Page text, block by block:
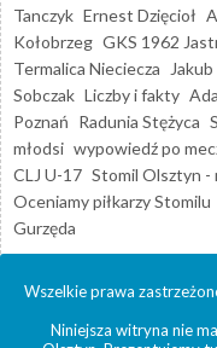
Tanczyk Ernest Dzięcioł
Kołobrzeg GKS 1962
Termalica Nieciecza
Sobczak Liczby i fakty
Poznań Radunia Stężyca
młodsi wypowiedź po
CLJ U-17 Stomil Olsztyn -
Oceniamy piłkarzy Stomilu
Gurzęda
Wszelkie prawa
Niniejsza witryna nie